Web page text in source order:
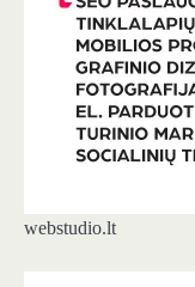
webstudio.lt